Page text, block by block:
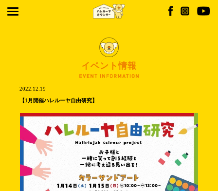
イベント情報
2022.12.19
【1月開催ハレルーヤ自由研究】